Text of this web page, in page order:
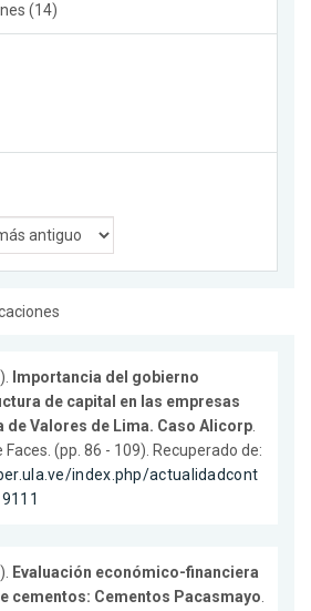
(14)
Importancia del gobierno
de capital en las empresas
de Valores de Lima. Caso Alicorp.
(pp. 86 - 109). Recuperado de:
index.php/actualidadcont
Evaluación económico-financiera
cementos: Cementos Pacasmayo.